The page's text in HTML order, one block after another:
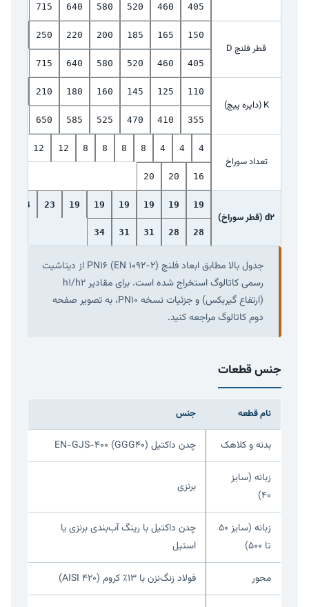
405
460
520
580
640
715
قطر فلنج D
150
165
185
200
220
250
405
460
520
580
640
715
K (دایره پیچ)
110
125
145
160
180
210
355
410
470
525
585
650
تعداد سوراخ
4
4
4
8
8
8
8
12
12
16
20
20
d2 (قطر سوراخ)
19
19
19
19
19
19
23
23
28
28
31
31
34
جدول بالا مطابق ابعاد فلنج PN16 (EN 1092-2) از دیتاشیت
رسمی کاتالوگ استخراج شده است. برای مقادیر h1/h2
(ارتفاع گیربکس) و جزئیات نسخه PN10، به تصویر صفحه
دوم کاتالوگ مراجعه کنید.
جنس قطعات
نام قطعه جنس
بدنه و کلاهک چدن داکتیل EN-GJS-400 (GGG40)
زبانه (سایز
۴۰)
برنزی
زبانه (سایز ۵۰
تا ۵۰۰)
چدن داکتیل با رینگ آب‌بندی برنزی یا
استیل
محور فولاد زنگ‌نزن با ۱۳٪ کروم (AISI 420)